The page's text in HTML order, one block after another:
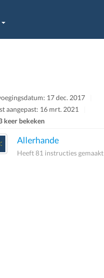
17 dec. 2017
aangepast: 16 mrt. 2021
keer bekeken
Allerhande
Heeft 81 instructies gemaakt